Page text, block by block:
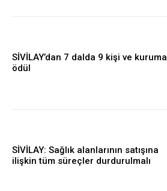
SİVİLAY’dan 7 dalda 9 kişi ve kuruma
ödül
SİVİLAY: Sağlık alanlarının satışına
ilişkin tüm süreçler durdurulmalı